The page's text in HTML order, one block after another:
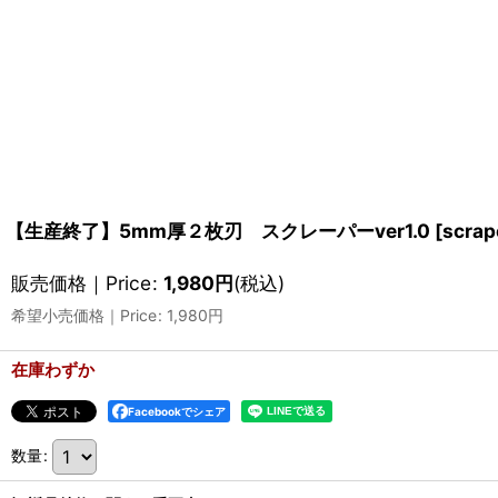
【生産終了】5mm厚２枚刃 スクレーパーver1.0 [
販売価格｜Price: 1,980円(税込)
希望小売価格｜Price: 1,980円
在庫わずか
Facebookでシェア
数量: